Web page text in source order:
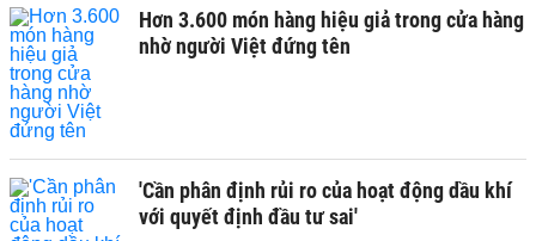
Hơn 3.600 món hàng hiệu giả trong cửa hàng
nhờ người Việt đứng tên
'Cần phân định rủi ro của hoạt động dầu khí
với quyết định đầu tư sai'